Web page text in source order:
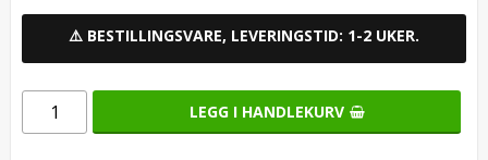
⚠️ BESTILLINGSVARE, LEVERINGSTID: 1-2 UKER.
LEGG I HANDLEKURV